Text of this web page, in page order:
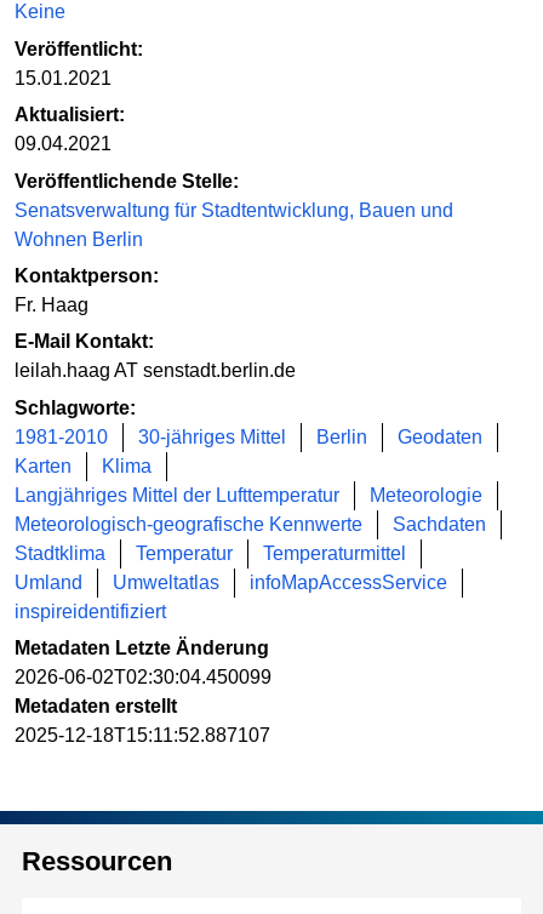
Keine
Veröffentlicht:
15.01.2021
Aktualisiert:
09.04.2021
Veröffentlichende Stelle:
Senatsverwaltung für Stadtentwicklung, Bauen und
Wohnen Berlin
Kontaktperson:
Fr. Haag
E-Mail Kontakt:
leilah.haag AT senstadt.berlin.de
Schlagworte:
1981-2010
30-jähriges Mittel Berlin
Geodaten
Karten
Klima
Langjähriges Mittel der Lufttemperatur
Meteorologie
Meteorologisch-geografische Kennwerte
Sachdaten
Stadtklima
Temperatur
Temperaturmittel
Umland
Umweltatlas
infoMapAccessService
inspireidentifiziert
Metadaten Letzte Änderung
2026-06-02T02:30:04.450099
Metadaten erstellt
2025-12-18T15:11:52.887107
Ressourcen